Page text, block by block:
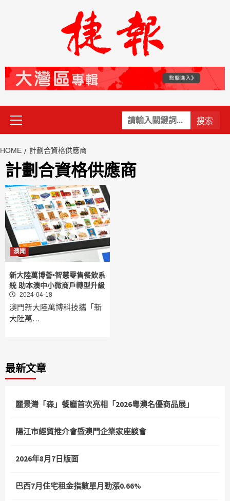
關
鍵
Primary
Menu
HOME 計劃合資格供應商
計劃合資格供應商
澳聞
新大陸萬博薈•智慧零售餐飲系
統 助本澳中小微商戶轉型升級
2024-04-18
澳門新大陸萬博科技攜「新
大陸萬…
最新文章
麗景灣「森」餐廳首次亮相「2026粵澳名優商品展」
陽江市經貿推介會暨澳門企業家座談會
2026年8月7日版面
巴西7月住宅租金指數單月勁漲0.66%